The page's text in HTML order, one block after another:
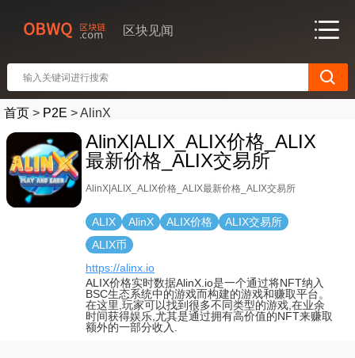
区块见闻
首页 > P2E >AlinX
AlinX|ALIX_ALIX价格_ALIX
最新价格_ALIX交易所
AlinX|ALIX_ALIX价格_ALIX最新价格_ALIX交易所
ALIX AlinX ALIX价格
ALIX交易所
ALIX币
https://alinx.io
ALIX价格实时数据AlinX.io是一个通过将NFT纳入
BSC生态系统中的游戏而构建的游戏和赚取平台。
在这里,玩家可以找到很多不同类型的游戏,在业余
时间获得娱乐,尤其是通过拥有高价值的NFT来赚取
额外的一部分收入.